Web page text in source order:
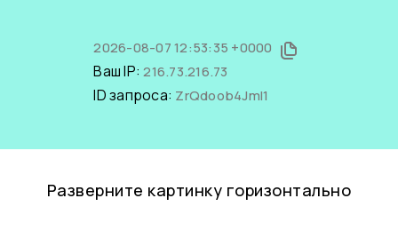
2026-08-07 12:53:35 +0000
Ваш IP:216.73.216.73
ID запроса: ZrQdoob4JmI1
Разверните картинку горизонтально